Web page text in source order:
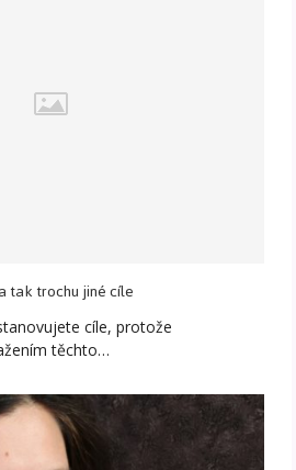
tak trochu jiné cíle
cíle, protože
těchto…